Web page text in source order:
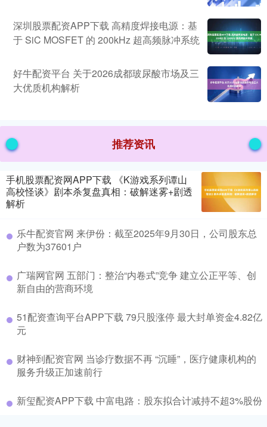
深圳股票配资APP下载 高精度焊接电源：基
于 SiC MOSFET 的 200kHz 超高频脉冲系统
好牛配资平台 关于2026成都玻尿酸市场及三
大优质机构解析
推荐资讯
手机股票配资网APP下载 《K游戏系列谭山
高校怪谈》剧本杀复盘真相：破解迷雾+剧透
解析
乐牛配资官网 来伊份：截至2025年9月30日，公司股东总
户数为37601户
广瑞网官网 五部门：整治“内卷式”竞争 建立公正平等、创
新自由的营商环境
51配资查询平台APP下载 79只股涨停 最大封单资金4.82亿
元
财神到配资官网 当诊疗数据不再 “沉睡”，医疗健康机构的
服务升级正加速前行
新玺配资APP下载 中富电路：股东拟合计减持不超3%股份